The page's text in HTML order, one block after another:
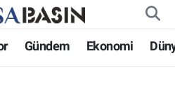
Gündem Ekonomi